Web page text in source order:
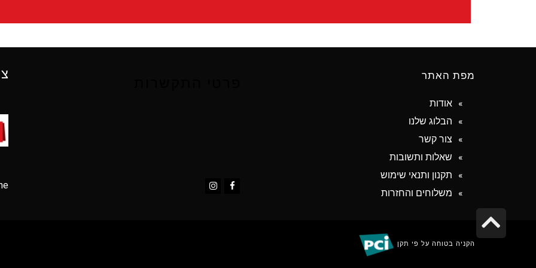
מפת האתר
אודות
הבלוג שלנו
צור קשר
שאלות ותשובות
תקנון ותנאי שימוש
משלוחים והחזרות
הקניה בטוחה על פי תקן
גלילה
לראש